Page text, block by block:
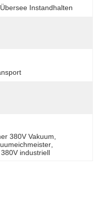
Instandhalten
380V Vakuum
industriell